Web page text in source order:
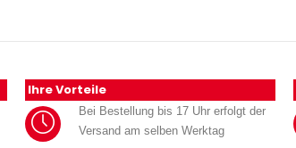
Ihre Vorteile
Bei Bestellung bis 17 Uhr erfolgt der
Versand am selben Werktag